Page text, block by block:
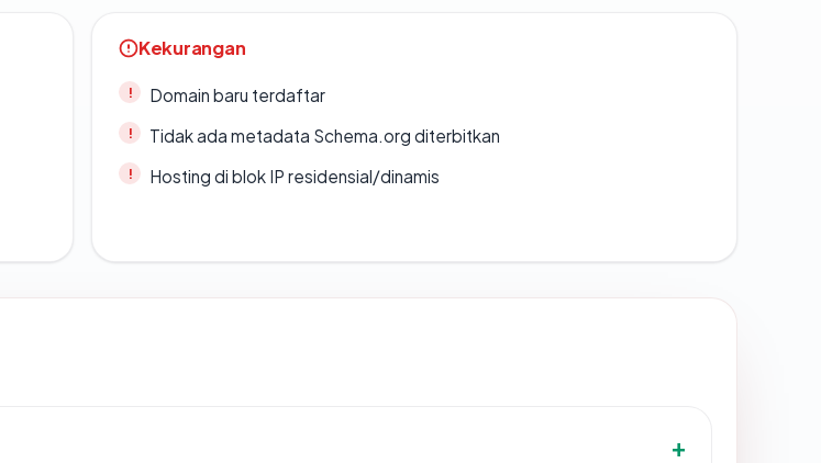
Kekurangan
Domain baru terdaftar
Tidak ada metadata Schema.org diterbitkan
Hosting di blok IP residensial/dinamis